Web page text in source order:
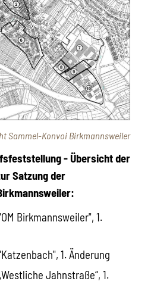
Sammel-Konvoi Birkmannsweiler
- Übersicht der
Satzung der
Birkmannsweiler", 1.
1. Änderung
Jahnstraße“, 1.